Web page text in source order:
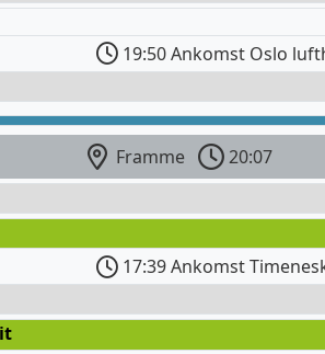
19:50 Ankomst Oslo
Framme
20:07
17:39 Ankomst